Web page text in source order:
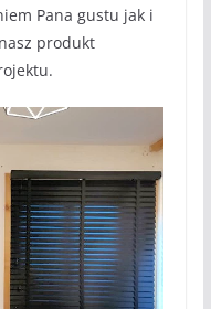
Pana gustu jak i
produkt